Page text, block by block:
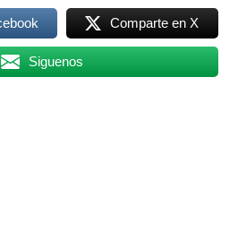
Comparte en X
Siguenos